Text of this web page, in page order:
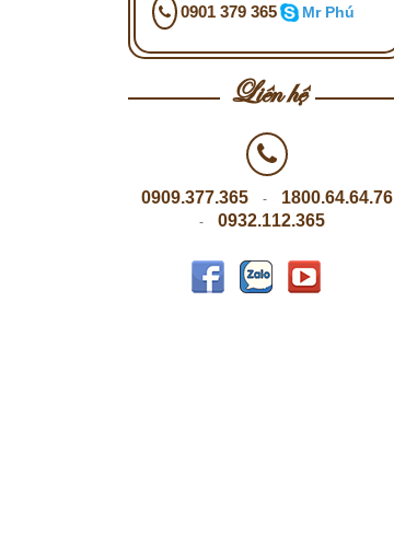
0901 379 365 Mr Phú
Liên hệ
0909.377.365 - 1800.64.64.76
- 0932.112.365